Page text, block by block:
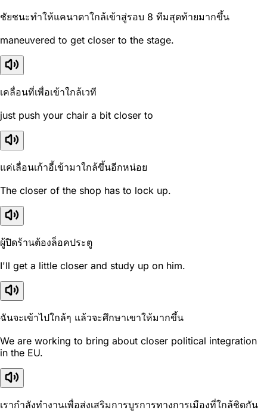
ชัยชนะทำให้แคนาดาใกล้เข้าสู่รอบ 8 ทีมสุดท้ายมากขึ้น
maneuvered to get closer to the stage.
เคลื่อนที่เพื่อเข้าใกล้เวที
just push your chair a bit closer to
แค่เลื่อนเก้าอี้เข้ามาใกล้ขึ้นอีกหน่อย
The closer of the shop has to lock up.
ผู้ปิดร้านต้องล็อคประตู
I'll get a little closer and study up on him.
ฉันจะเข้าไปใกล้ๆ แล้วจะศึกษาเขาให้มากขึ้น
We are working to bring about closer political integration
in the EU.
เรากำลังทำงานเพื่อส่งเสริมการบูรการทางการเมืองที่ใกล้ชิดกัน